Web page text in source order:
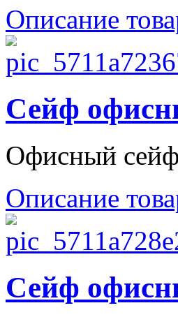
Описание
Сейф
Офисный
Описание
Сейф